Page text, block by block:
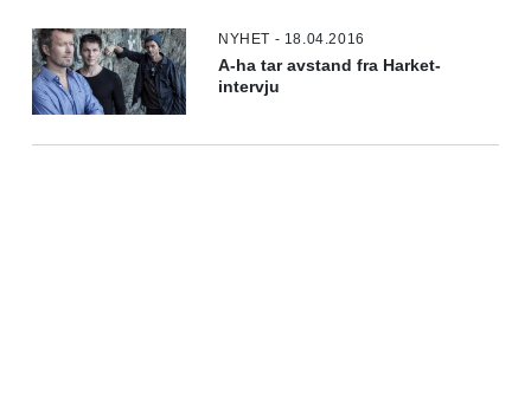
NYHET - 18.04.2016
A-ha tar avstand fra Harket-
intervju